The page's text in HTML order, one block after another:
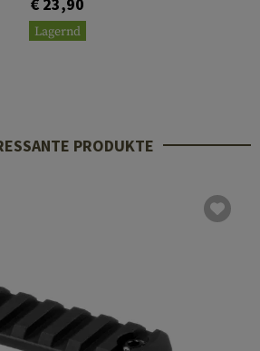
Lagernd
PRODUKTE